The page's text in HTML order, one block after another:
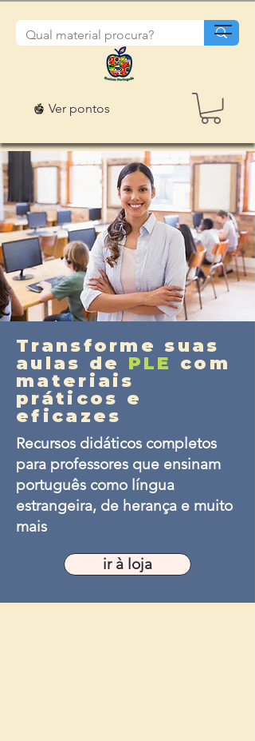
Ver pontos
Transforme suas
aulas de PLE com
materiais
práticos e
eficazes
Recursos didáticos completos
para professores que ensinam
português como língua
estrangeira, de herança e muito
mais
ir à loja